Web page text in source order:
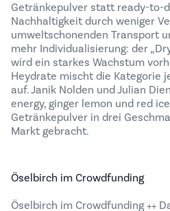
Getränkepulver statt ready-to-
Nachhaltigkeit durch weniger
umweltschonenden Transport
mehr Individualisierung: der
wird ein starkes Wachstum
Heydrate mischt die Kategorie
auf. Janik Nolden und Julian
energy, ginger lemon und red
Getränkepulver in drei
Markt gebracht.
Öselbirch im Crowdfunding
Öselbirch im Crowdfunding ++